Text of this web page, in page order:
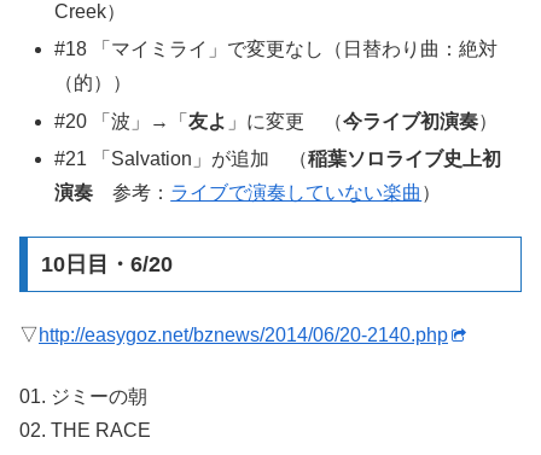
Creek）
#18 「マイミライ」で変更なし（日替わり曲：絶対
（的））
#20 「波」→「友よ 」に変更 （今ライブ初演奏）
#21 「Salvation」が追加 （稲葉ソロライブ史上初
演奏 参考： ライブで演奏していない楽曲 ）
10日目・6/20
▽http://easygoz.net/bznews/2014/06/20-2140.php
01. ジミーの朝
02. THE RACE